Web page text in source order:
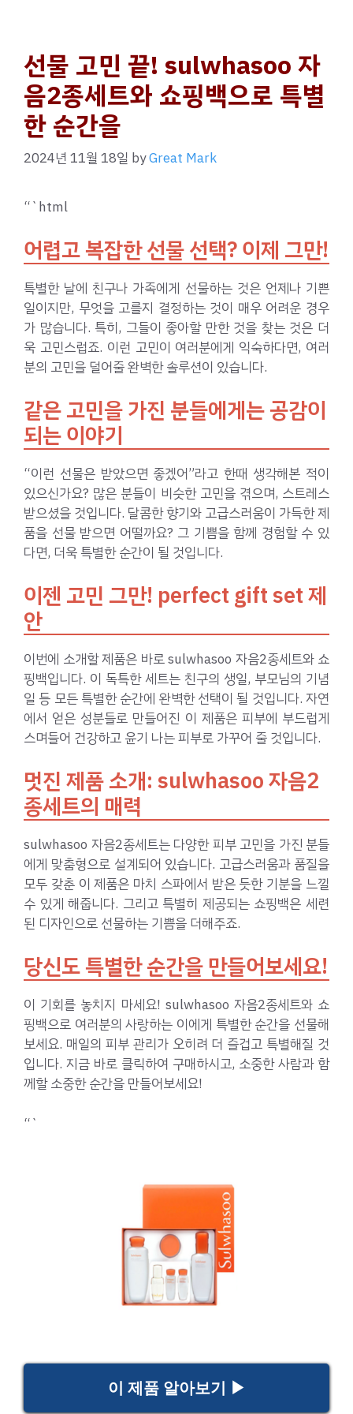
선물 고민 끝! sulwhasoo 자
음2종세트와 쇼핑백으로 특별
한 순간을
2024년 11월 18일 byGreat Mark
“`html
어렵고 복잡한 선물 선택? 이제 그만!
특별한 날에 친구나 가족에게 선물하는 것은 언제나 기쁜
일이지만, 무엇을 고를지 결정하는 것이 매우 어려운 경우
가 많습니다. 특히, 그들이 좋아할 만한 것을 찾는 것은 더
욱 고민스럽죠. 이런 고민이 여러분에게 익숙하다면, 여러
분의 고민을 덜어줄 완벽한 솔루션이 있습니다.
같은 고민을 가진 분들에게는 공감이
되는 이야기
“이런 선물은 받았으면 좋겠어”라고 한때 생각해본 적이
있으신가요? 많은 분들이 비슷한 고민을 겪으며, 스트레스
받으셨을 것입니다. 달콤한 향기와 고급스러움이 가득한 제
품을 선물 받으면 어떨까요? 그 기쁨을 함께 경험할 수 있
다면, 더욱 특별한 순간이 될 것입니다.
이젠 고민 그만! perfect gift set 제
안
이번에 소개할 제품은 바로 sulwhasoo 자음2종세트와 쇼
핑백입니다. 이 독특한 세트는 친구의 생일, 부모님의 기념
일 등 모든 특별한 순간에 완벽한 선택이 될 것입니다. 자연
에서 얻은 성분들로 만들어진 이 제품은 피부에 부드럽게
스며들어 건강하고 윤기 나는 피부로 가꾸어 줄 것입니다.
멋진 제품 소개: sulwhasoo 자음2
종세트의 매력
sulwhasoo 자음2종세트는 다양한 피부 고민을 가진 분들
에게 맞춤형으로 설계되어 있습니다. 고급스러움과 품질을
모두 갖춘 이 제품은 마치 스파에서 받은 듯한 기분을 느낄
수 있게 해줍니다. 그리고 특별히 제공되는 쇼핑백은 세련
된 디자인으로 선물하는 기쁨을 더해주죠.
당신도 특별한 순간을 만들어보세요!
이 기회를 놓치지 마세요! sulwhasoo 자음2종세트와 쇼
핑백으로 여러분의 사랑하는 이에게 특별한 순간을 선물해
보세요. 매일의 피부 관리가 오히려 더 즐겁고 특별해질 것
입니다. 지금 바로 클릭하여 구매하시고, 소중한 사람과 함
께할 소중한 순간을 만들어보세요!
“`
이 제품 알아보기 ▶